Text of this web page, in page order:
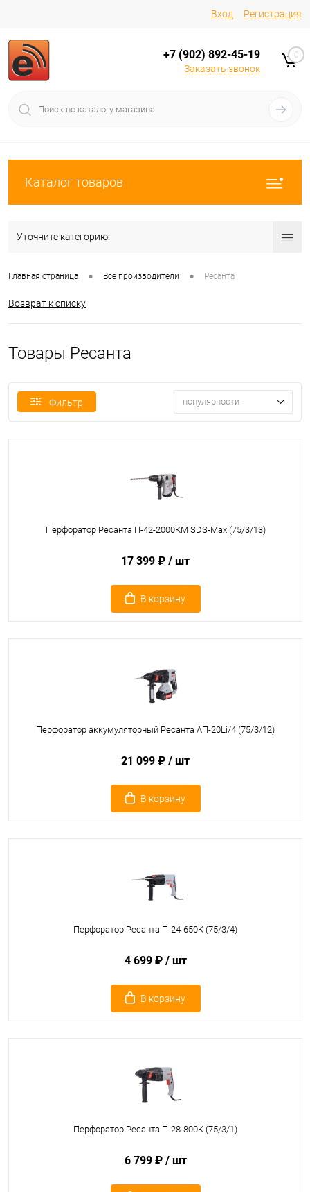
Вход Регистрация
+7 (902) 892-45-19
Заказать звонок
0
Каталог товаров
Уточните категорию:
Главная страница • Все производители • Ресанта
Возврат к списку
Товары Ресанта
Фильтр популярности
Перфоратор Ресанта П-42-2000КМ SDS-Max (75/3/13)
17 399 ₽ / шт
В корзину
Перфоратор аккумуляторный Ресанта АП-20Li/4 (75/3/12)
21 099 ₽ / шт
В корзину
Перфоратор Ресанта П-24-650К (75/3/4)
4 699 ₽ / шт
В корзину
Перфоратор Ресанта П-28-800К (75/3/1)
6 799 ₽ / шт